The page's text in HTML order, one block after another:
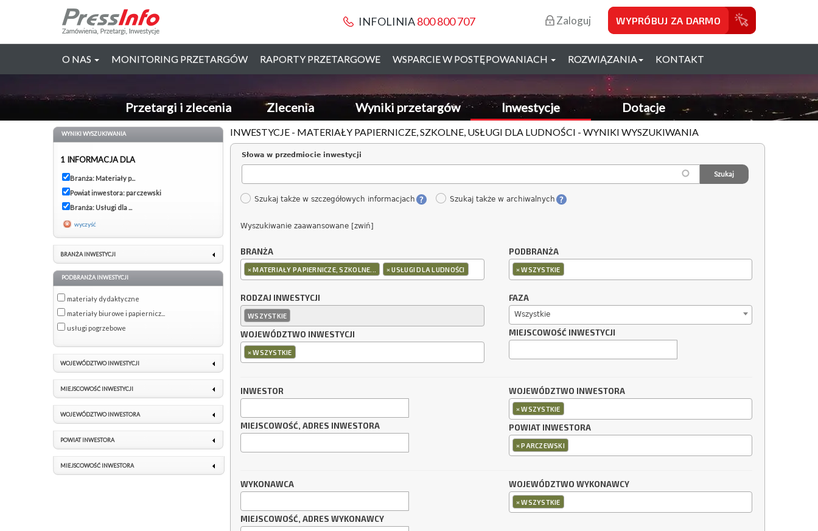
INFOLINIA800 800 707 Zaloguj WYPRÓBUJ ZA DARMO
O NAS MONITORING PRZETARGÓW RAPORTY PRZETARGOWE WSPARCIE W POSTĘPOWANIACH ROZWIĄZANIA KONTAKT
Przetargi i zlecenia Zlecenia Wyniki przetargów Inwestycje Dotacje
INWESTYCJE - MATERIAŁY PAPIERNICZE, SZKOLNE, USŁUGI DLA LUDNOŚCI - WYNIKI WYSZUKIWANIA
Słowa w przedmiocie inwestycji
Szukaj także w szczegółowych informacjach Szukaj także w archiwalnych
Wyszukiwanie zaawansowane [zwiń]
BRANŻA
×MATERIAŁY PAPIERNICZE, SZKOLNE... ×USŁUGI DLA LUDNOŚCI
PODBRANŻA
×WSZYSTKIE
RODZAJ INWESTYCJI
WSZYSTKIE
WOJEWÓDZTWO INWESTYCJI
×WSZYSTKIE
FAZA
Wszystkie
MIEJSCOWOŚĆ INWESTYCJI
INWESTOR
MIEJSCOWOŚĆ, ADRES INWESTORA
WOJEWÓDZTWO INWESTORA
×WSZYSTKIE
POWIAT INWESTORA
×PARCZEWSKI
WYKONAWCA
MIEJSCOWOŚĆ, ADRES WYKONAWCY
WOJEWÓDZTWO WYKONAWCY
×WSZYSTKIE
WYNIKI WYSZUKIWANIA
1 INFORMACJA DLA
Branża: Materiały p...
Powiat inwestora: parczewski
Branża: Usługi dla ...
wyczyść
BRANŻA INWESTYCJI
PODBRANŻA INWESTYCJI
materiały dydaktyczne
materiały biurowe i papiernicz...
usługi pogrzebowe
WOJEWÓDZTWO INWESTYCJI
MIEJSCOWOŚĆ INWESTYCJI
WOJEWÓDZTWO INWESTORA
POWIAT INWESTORA
MIEJSCOWOŚĆ INWESTORA